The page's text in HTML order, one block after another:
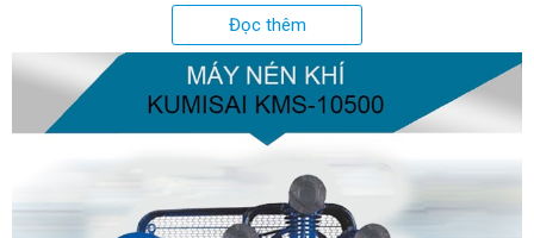
công nghệ Nhật Bản
Đọc thêm